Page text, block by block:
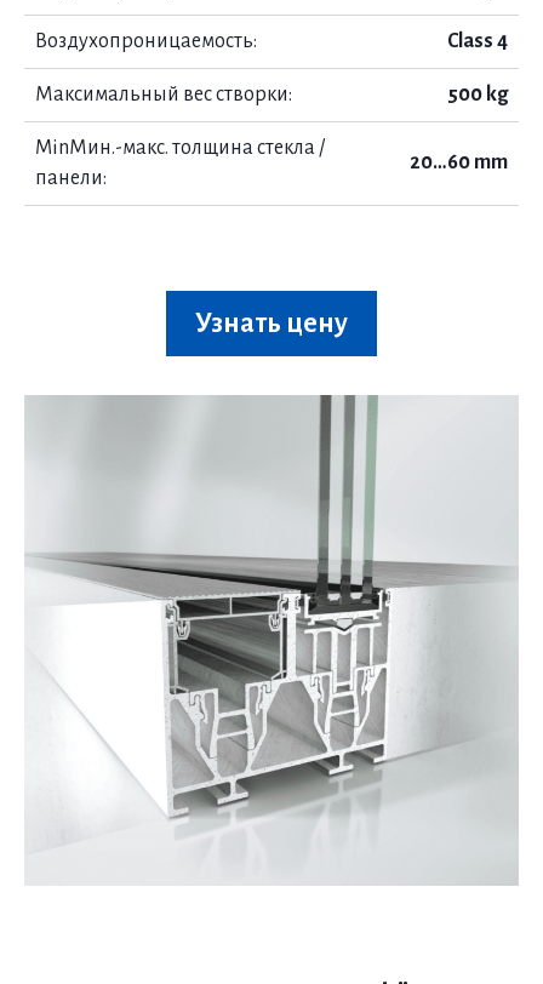
Воздухопроницаемость: Class 4
Максимальный вес створки: 500 kg
MinМин.-макс. толщина стекла /
панели:
20…60 mm
Узнать цену